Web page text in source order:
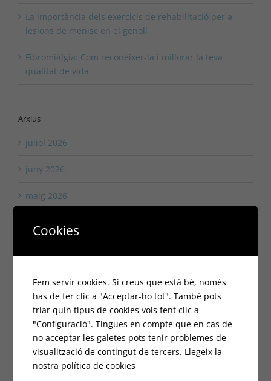
La importància dels exercicis de rehabilitació per a
lesions de menisc en el genoll
Fibromiàlgia: Com reconèixer-la i millorar la teva
qualitat de vida
Arxius
juliol 2026
juny 2026
maig 2026
març 2026
novembre 2025
octubre 2025
agost 2025
Cookies
Fem servir cookies. Si creus que està bé, només
has de fer clic a "Acceptar-ho tot". També pots
triar quin tipus de cookies vols fent clic a
"Configuració". Tingues en compte que en cas de
no acceptar les galetes pots tenir problemes de
visualització de contingut de tercers. Llegeix la
nostra política de cookies